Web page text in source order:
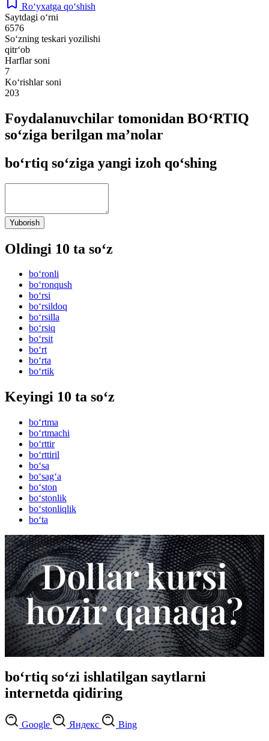
Ro‘yxatga qo‘shish
Saytdagi o‘rni
6576
So‘zning teskari yozilishi
qitr‘ob
Harflar soni
7
Ko‘rishlar soni
203
Foydalanuvchilar tomonidan BO‘RTIQ
so‘ziga berilgan ma’nolar
bo‘rtiq so‘ziga yangi izoh qo‘shing
Yuborish
Oldingi 10 ta so‘z
bo‘ronli
bo‘ronqush
bo‘rsi
bo‘rsildoq
bo‘rsilla
bo‘rsiq
bo‘rsit
bo‘rt
bo‘rta
bo‘rtik
Keyingi 10 ta so‘z
bo‘rtma
bo‘rtmachi
bo‘rttir
bo‘rttiril
bo‘sa
bo‘sag‘a
bo‘ston
bo‘stonlik
bo‘stonliqlik
bo‘ta
bo‘rtiq so‘zi ishlatilgan saytlarni
internetda qidiring
Google Яндекс Bing